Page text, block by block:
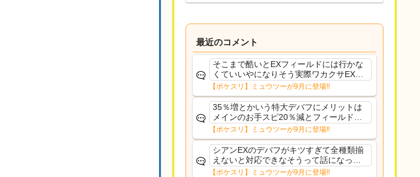
最近のコメント
そこまで酷いとEXフィールドには行かな
くていいやになりそう実際ワカクサEXで
さえあんまり行ってないや
【ポケスリ】ミュウツーが9月に登場!!
35％増とかいう特大デバフにメリットは
メインのお手スピ20％減とフィールド効
果のみフェアリーノーマルとか引いたら
まともに料理も作れないし終わり控えめ
に言ってカス
【ポケスリ】ミュウツーが9月に登場!!
シアンEXのデバフがキツすぎて全種類揃
えないと対応できなそうって話になって
るわ
【ポケスリ】ミュウツーが9月に登場!!